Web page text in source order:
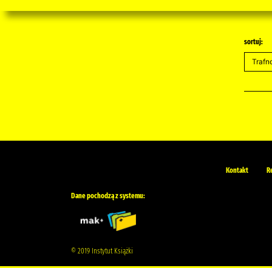
sortuj:
Kontakt
Dane pochodzą z systemu:
© 2019 Instytut Książki